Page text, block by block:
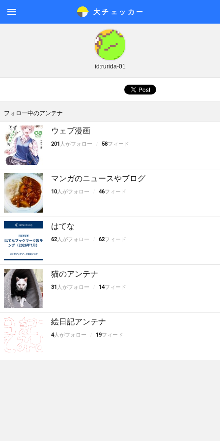
大チェッカ ー
メニ
id:rurida-01
フォロー中のアンテナ
ウェブ漫画
201 人がフォロー 58フィード
マンガのニュースやブログ
10 人がフォロー 46フィード
はてな
62 人がフォロー 62フィード
猫のアンテナ
31 人がフォロー 14フィード
絵日記アンテナ
4人がフォロー 19フィード